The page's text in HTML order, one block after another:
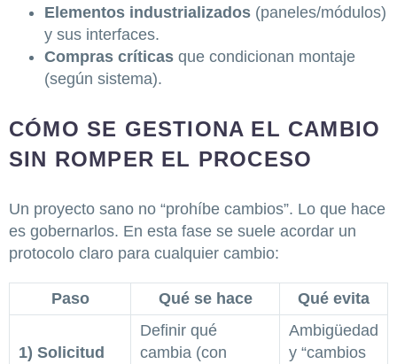
Elementos industrializados (paneles/módulos)
y sus interfaces.
Compras críticas que condicionan montaje
(según sistema).
CÓMO SE GESTIONA EL CAMBIO
SIN ROMPER EL PROCESO
Un proyecto sano no “prohíbe cambios”. Lo que hace
es gobernarlos. En esta fase se suele acordar un
protocolo claro para cualquier cambio:
Paso Qué se hace Qué evita
1) Solicitud
Definir qué
cambia (con
Ambigüedad
y “cambios